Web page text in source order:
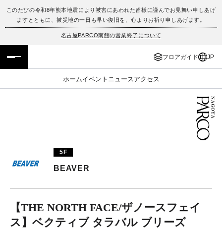
このたびの令和8年熊本地震により被害にあわれた皆様に謹んでお見舞い申しあげ
ますとともに、被災地の一日も早い復旧を、心よりお祈り申しあげます。
名古屋PARCO南館の営業終了について
フロアガイド JP
ホームイベント ニュース アクセス
フロアガイド
イベント・ポップアップ
TAX FREE
JP
ENGLISH
5F
BEAVER
【THE NORTH FACE/ザノースフェイ
ス】ベクティブ タラバル ブリーズ